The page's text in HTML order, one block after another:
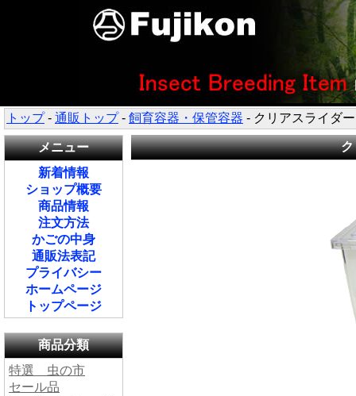
トップ- 通販トップ- 飼育容器・保管容器 - クリアスライダ
メニュー
新着情報
ショップ概要
商品情報
注文方法
かごの中身
通販法表記
プライバシー
ホームページ
トップページ
商品分類
特選 虫の市
セール品